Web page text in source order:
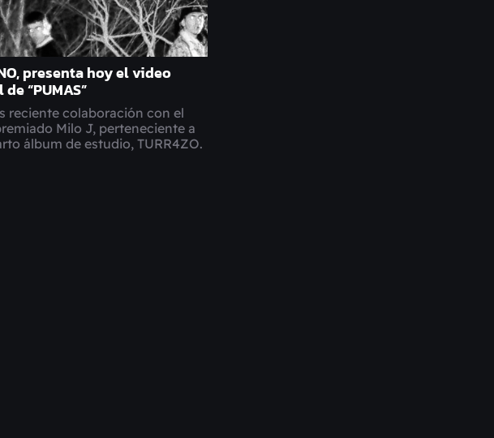
presenta hoy el video
“PUMAS”
reciente colaboración con el
Milo J, perteneciente a
álbum de estudio, TURR4ZO.